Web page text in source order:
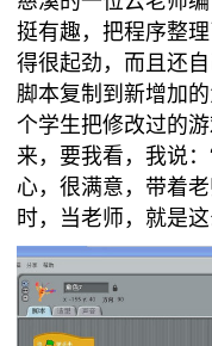
挺有趣，把程序整
得很起劲，而且还
脚本复制到新增加
个学生把修改过的
来，要我看，我说
心，很满意，带着
时，当老师，就是这